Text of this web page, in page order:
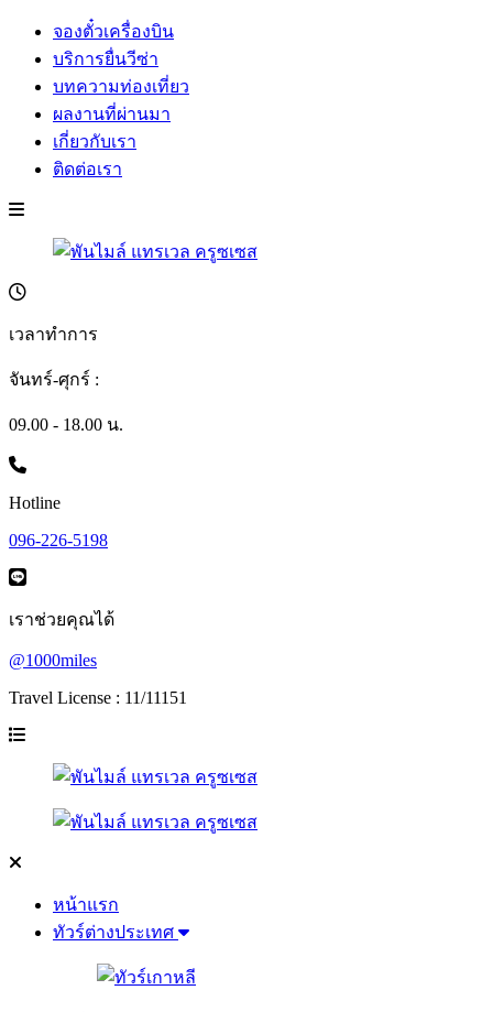
จองตั๋วเครื่องบิน
บริการยื่นวีซ่า
บทความท่องเที่ยว
ผลงานที่ผ่านมา
เกี่ยวกับเรา
ติดต่อเรา
เวลาทำการ
จันทร์-ศุกร์ :
09.00 - 18.00 น.
Hotline
096-226-5198
เราช่วยคุณได้
@1000miles
Travel License : 11/11151
หน้าแรก
ทัวร์ต่างประเทศ